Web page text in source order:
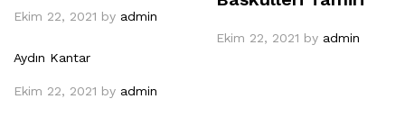
Ekim 22, 2021 by admin
Ekim 22, 2021 by admin
Aydın Kantar
Ekim 22, 2021 by admin